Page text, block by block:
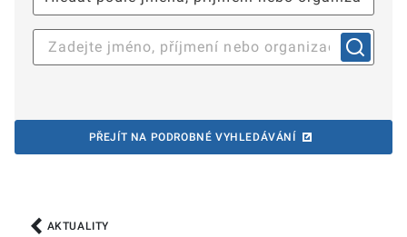
PŘEJÍT NA PODROBNÉ VYHLEDÁVÁNÍ
AKTUALITY